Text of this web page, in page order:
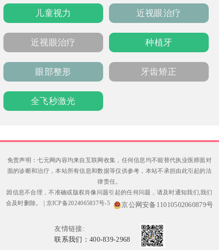
致，口碑良好。2026年部分项目参考价格：轮
廓三件套1,280,000日元起，下颌角截骨
680,000日元起，鼻部综合整形520,000日元
起。这里是追求专业、安全与美学并重的不错
选择。
儿童视力 近视眼治疗
近视眼治疗 种植牙
眼部整形 牙齿矫正
全飞秒激光
免责声明：七元网内容均来自互联网收集，任何信息均不能替代执业医师面对
面的诊断和治疗，本站所有信息和数据等仅供参考，本站不承担由此引起的法
律责任。
因信息不合理，不准确或版权肖像问题引起的任何问题，请及时通知我们,我们
会及时删除。
京ICP备2024065837号-5 京公网安备11010502060879号
友情链接:
联系我们：400-839-2968